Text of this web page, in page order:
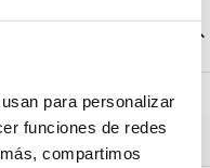
para personalizar
funciones de redes
compartimos
Descargar
Vista 3D